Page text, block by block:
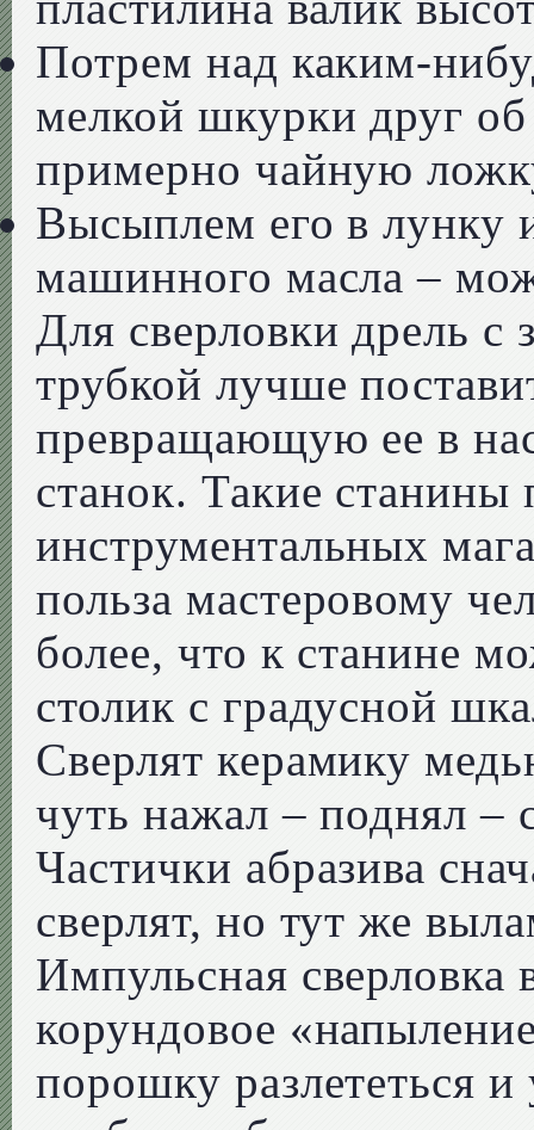
Потрем над каким-
мелкой шкурки друг
примерно чайную
Высыплем его в лунку
машинного масла –
Для сверловки дрель с
трубкой лучше
превращающую ее в
станок. Такие станины
инструментальных
польза мастеровому
более, что к станине
столик с градусной
Сверлят керамику
чуть нажал – поднял –
Частички абразива
сверлят, но тут же
Импульсная сверловка
корундовое
порошку разлететься и